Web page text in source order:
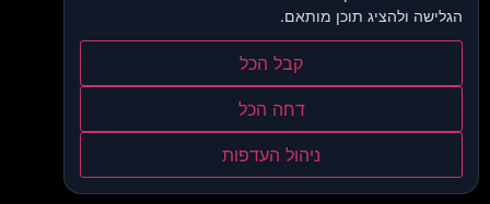
sbeiruty@gmail.com
אולם תצוגה:דרך האורנים 23, רינתיה
תקנון ותנאי שימוש
הגלישה ולהציג תוכן מותאם.
קבל הכל
דחה הכל
ניהול העדפות